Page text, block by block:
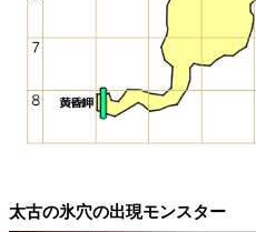
太古の氷穴の出現モンスター